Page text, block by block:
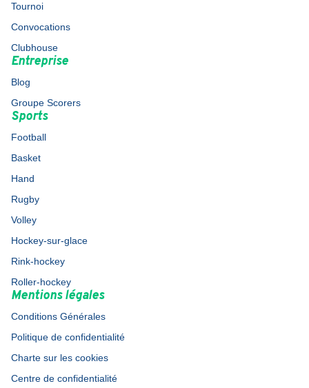
Tournoi
Convocations
Clubhouse
Entreprise
Blog
Groupe Scorers
Sports
Football
Basket
Hand
Rugby
Volley
Hockey-sur-glace
Rink-hockey
Roller-hockey
Mentions légales
Conditions Générales
Politique de confidentialité
Charte sur les cookies
Centre de confidentialité